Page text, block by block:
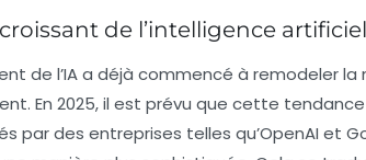
de l’intelligence
de l’IA a déjà commencé à remodeler
En 2025, il est prévu que cette
par des entreprises telles qu’OpenAI et